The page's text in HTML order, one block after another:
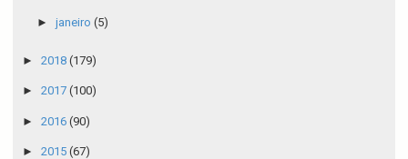
► janeiro (5)
► 2018 (179)
► 2017 (100)
► 2016 (90)
► 2015 (67)